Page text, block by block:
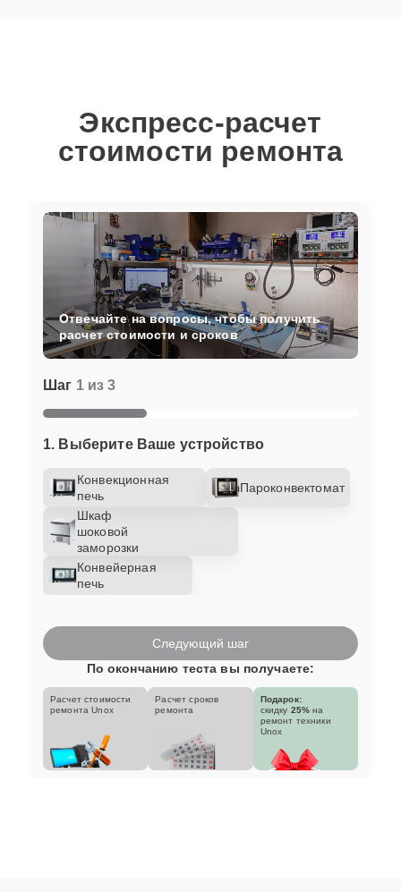
Экспресс-расчет
стоимости ремонта
Шаг 1 из 3
1. Выберите Ваше устройство
Конвекционная
печь
Пароконвектомат
Шкаф
шоковой
заморозки
Конвейерная
печь
Отвечайте на вопросы, чтобы получить
расчет стоимости и сроков
Следующий шаг
По окончанию теста вы получаете:
Расчет стоимости
ремонта Unox
Расчет сроков
ремонта
Подарок:
скидку 25% на
ремонт техники
Unox